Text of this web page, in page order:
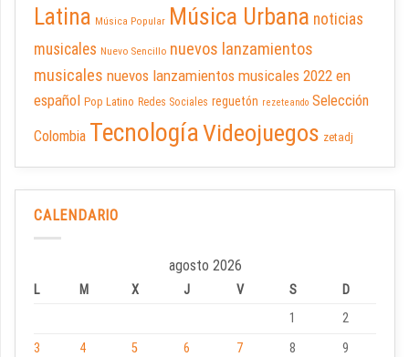
Latina Música Popular Música Urbana noticias
musicales Nuevo Sencillo nuevos lanzamientos
musicales nuevos lanzamientos musicales 2022 en
español Pop Latino Redes Sociales reguetón rezeteando Selección
Colombia TecnologíaVideojuegos zetadj
CALENDARIO
agosto 2026
L M X J V S
D
1
2
3
4 5 6 7 8
9